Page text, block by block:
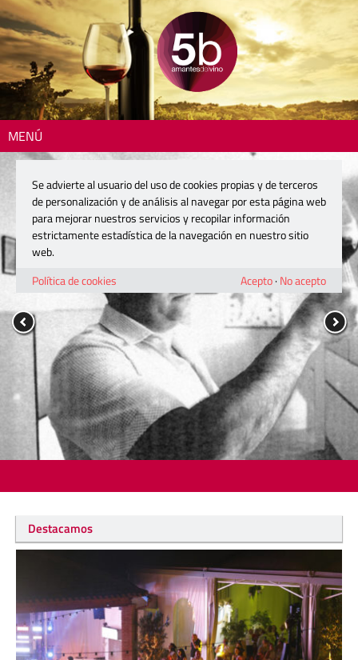
MENÚ
Destacamos
Se advierte al usuario del uso de cookies propias y de terceros
de personalización y de análisis al navegar por esta página web
para mejorar nuestros servicios y recopilar información
estrictamente estadística de la navegación en nuestro sitio
web.
Política de cookies
Acepto· No acepto